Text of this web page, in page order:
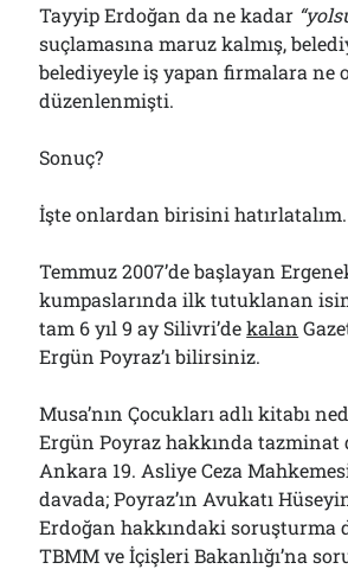
Tayyip Erdoğan da ne kadar
suçlamasına maruz kalmış,
belediyeyle iş yapan firmalara ne
düzenlenmişti.
Sonuç?
İşte onlardan birisini hatırlatalım.
Temmuz 2007’de başlayan
kumpaslarında ilk tutuklanan
tam 6 yıl 9 ay Silivri’dekalan
Ergün Poyraz’ı bilirsiniz.
Musa’nın Çocukları adlı kitabı
Ergün Poyraz hakkında tazminat
Ankara 19. Asliye Ceza
davada; Poyraz’ın Avukatı
Erdoğan hakkındaki soruşturma
TBMM ve İçişleri Bakanlığı’na